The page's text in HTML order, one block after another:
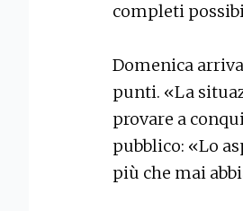
completi
Domenica
punti. «La
provare a
pubblico: «Lo
più che mai